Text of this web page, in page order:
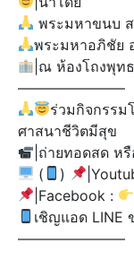
พระมหาขนบ
พระมหาอภิชัย
|ณ ห้องโถงพุ
———————–
ร่วมกิจกรรม
ศาสนาชีวิตมีสุข
|ถ่ายทอดสด ห
(
)​
|Facebook :
เชิญแอด LINE
———————–